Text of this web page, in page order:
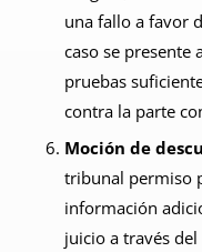
una fallo a favor
caso se presente
pruebas
contra la parte
Moción de
tribunal permiso
información
juicio a través